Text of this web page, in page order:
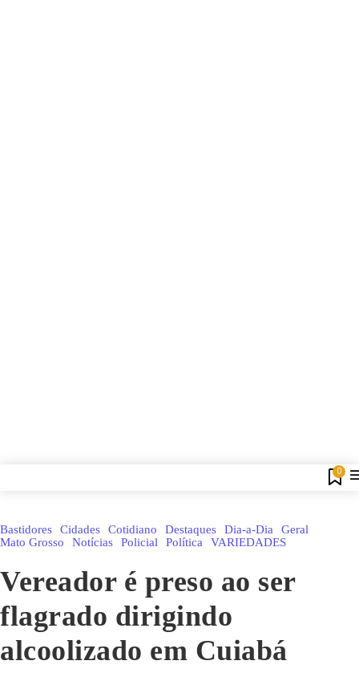
0
Bastidores Cidades Cotidiano Destaques Dia-a-Dia
Geral
Mato Grosso
Notícias Policial Política VARIEDADES
Vereador é preso ao ser
flagrado dirigindo
alcoolizado em Cuiabá